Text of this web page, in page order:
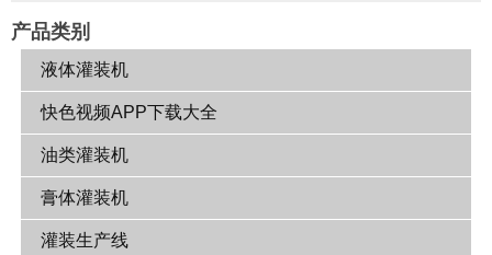
产品类别
液体灌装机
快色视频APP下载大全
油类灌装机
膏体灌装机
灌装生产线